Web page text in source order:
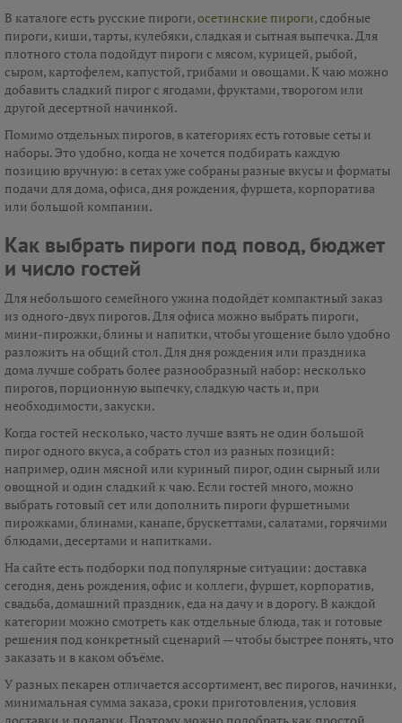
В каталоге есть русские пироги,осетинские пироги, сдобные
пироги, киши, тарты, кулебяки, сладкая и сытная выпечка. Для
плотного стола подойдут пироги с мясом, курицей, рыбой,
сыром, картофелем, капустой, грибами и овощами. К чаю можно
добавить сладкий пирог с ягодами, фруктами, творогом или
другой десертной начинкой.
Помимо отдельных пирогов, в категориях есть готовые сеты и
наборы. Это удобно, когда не хочется подбирать каждую
позицию вручную: в сетах уже собраны разные вкусы и форматы
подачи для дома, офиса, дня рождения, фуршета, корпоратива
или большой компании.
Как выбрать пироги под повод, бюджет
и число гостей
Для небольшого семейного ужина подойдёт компактный заказ
из одного-двух пирогов. Для офиса можно выбрать пироги,
мини-пирожки, блины и напитки, чтобы угощение было удобно
разложить на общий стол. Для дня рождения или праздника
дома лучше собрать более разнообразный набор: несколько
пирогов, порционную выпечку, сладкую часть и, при
необходимости, закуски.
Когда гостей несколько, часто лучше взять не один большой
пирог одного вкуса, а собрать стол из разных позиций:
например, один мясной или куриный пирог, один сырный или
овощной и один сладкий к чаю. Если гостей много, можно
выбрать готовый сет или дополнить пироги фуршетными
пирожками, блинами, канапе, брускеттами, салатами, горячими
блюдами, десертами и напитками.
На сайте есть подборки под популярные ситуации: доставка
сегодня, день рождения, офис и коллеги, фуршет, корпоратив,
свадьба, домашний праздник, еда на дачу и в дорогу. В каждой
категории можно смотреть как отдельные блюда, так и готовые
решения под конкретный сценарий — чтобы быстрее понять, что
заказать и в каком объёме.
У разных пекарен отличается ассортимент, вес пирогов, начинки,
минимальная сумма заказа, сроки приготовления, условия